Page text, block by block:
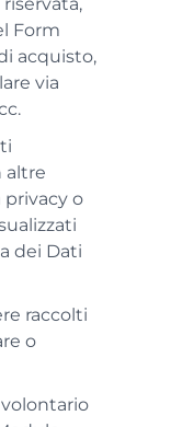
Form
acquisto,
via
altre
o
dei Dati
raccolti
o